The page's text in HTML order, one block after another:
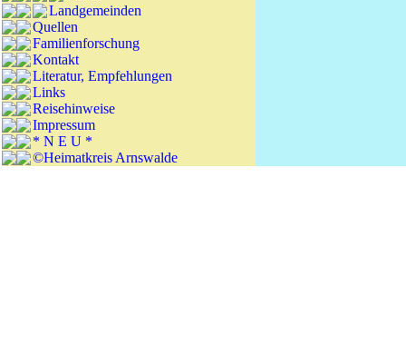
Landgemeinden
Quellen
Familienforschung
Kontakt
Literatur, Empfehlungen
Links
Reisehinweise
Impressum
* N E U *
©Heimatkreis Arnswalde